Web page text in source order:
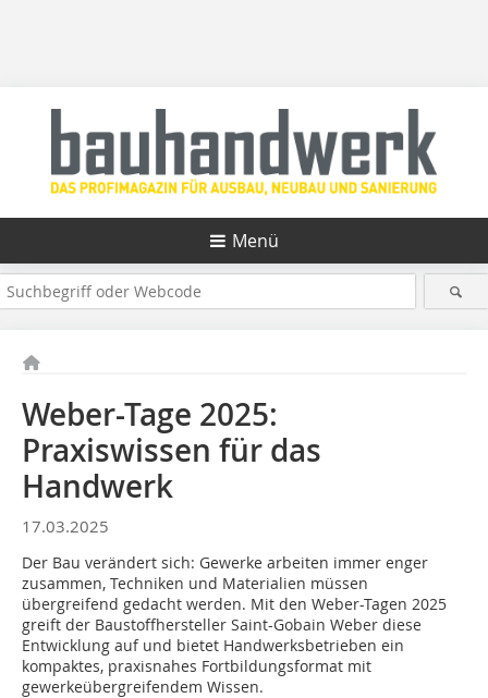
Menü
Weber-Tage 2025:
Praxiswissen für das
Handwerk
17.03.2025
Der Bau verändert sich: Gewerke arbeiten immer enger
zusammen, Techniken und Materialien müssen
übergreifend gedacht werden. Mit den Weber-Tagen 2025
greift der Baustoffhersteller Saint-Gobain Weber diese
Entwicklung auf und bietet Handwerksbetrieben ein
kompaktes, praxisnahes Fortbildungsformat mit
gewerkeübergreifendem Wissen.